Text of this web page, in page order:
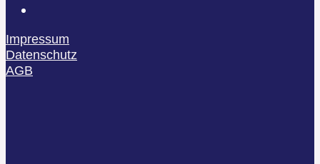
Impressum
Datenschutz
AGB